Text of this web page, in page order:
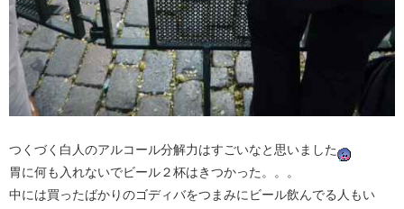
つくづく白人のアルコール分解力はすごいなと思いました
胃に何も入れないでビール２杯はきつかった。。。
中には買ったばかりのゴディバをつまみにビール飲んでる人もい